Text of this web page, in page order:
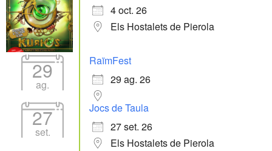
4 oct. 26
Els Hostalets de Pierola
29
ag.
RaïmFest
29 ag. 26
27
set.
Jocs de Taula
27 set. 26
Els Hostalets de Pierola